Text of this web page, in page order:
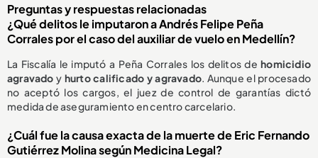
Preguntas y respuestas relacionadas
¿Qué delitos le imputaron a Andrés Felipe Peña
Corrales por el caso del auxiliar de vuelo en Medellín?
La Fiscalía le imputó a Peña Corrales los delitos dehomicidio
agravado y hurto calificado y agravado. Aunque el procesado
no aceptó los cargos, el juez de control de garantías dictó
medida de aseguramiento en centro carcelario.
¿Cuál fue la causa exacta de la muerte de Eric Fernando
Gutiérrez Molina según Medicina Legal?